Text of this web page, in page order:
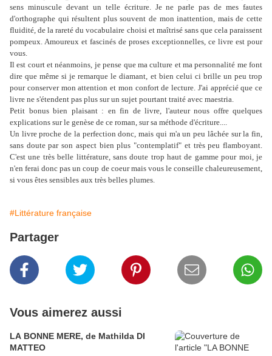
sens minuscule devant un telle écriture. Je ne parle pas de mes fautes
d'orthographe qui résultent plus souvent de mon inattention, mais de cette
fluidité, de la rareté du vocabulaire choisi et maîtrisé sans que cela paraissent
pompeux. Amoureux et fascinés de proses exceptionnelles, ce livre est pour
vous.
Il est court et néanmoins, je pense que ma culture et ma personnalité me font
dire que même si je remarque le diamant, et bien celui ci brille un peu trop
pour conserver mon attention et mon confort de lecture. J'ai apprécié que ce
livre ne s'étendent pas plus sur un sujet pourtant traité avec maestria.
Petit bonus bien plaisant : en fin de livre, l'auteur nous offre quelques
explications sur le genèse de ce roman, sur sa méthode d'écriture....
Un livre proche de la perfection donc, mais qui m'a un peu lâchée sur la fin,
sans doute par son aspect bien plus "contemplatif" et très peu flamboyant.
C'est une très belle littérature, sans doute trop haut de gamme pour moi, je
n'en ferai donc pas un coup de coeur mais vous le conseille chaleureusement,
si vous êtes sensibles aux très belles plumes.
#Littérature française
Partager
Vous aimerez aussi
LA BONNE MERE, de Mathilda DI
MATTEO